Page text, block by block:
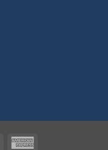
MasterCard